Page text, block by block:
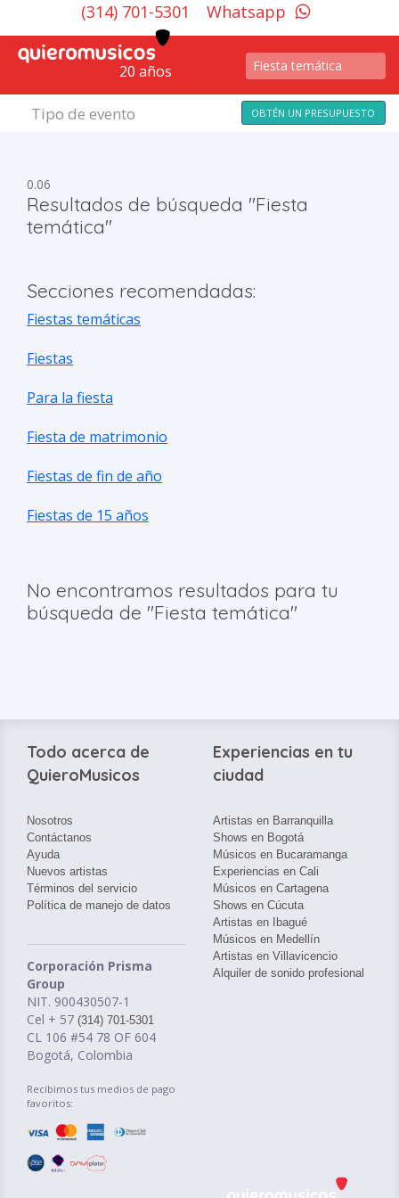
(314) 701-5301 Whatsapp
20 años
Tipo de evento OBTÉN UN PRESUPUESTO
0.06
Resultados de búsqueda "Fiesta
temática"
Secciones recomendadas:
Fiestas temáticas
Fiestas
Para la fiesta
Fiesta de matrimonio
Fiestas de fin de año
Fiestas de 15 años
No encontramos resultados para tu
búsqueda de "Fiesta temática"
Todo acerca de
QuieroMusicos
Nosotros
Contáctanos
Ayuda
Nuevos artistas
Términos del servicio
Política de manejo de datos
Corporación Prisma
Group
NIT. 900430507-1
Cel + 57 (314) 701-5301
CL 106 #54 78 OF 604
Bogotá, Colombia
Recibimos tus medios de pago
favoritos:
Experiencias en tu
ciudad
Artistas en Barranquilla
Shows en Bogotá
Músicos en Bucaramanga
Experiencias en Cali
Músicos en Cartagena
Shows en Cúcuta
Artistas en Ibagué
Músicos en Medellín
Artistas en Villavicencio
Alquiler de sonido profesional